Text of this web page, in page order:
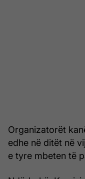
Organizatorët
edhe në ditët në
e tyre mbeten të